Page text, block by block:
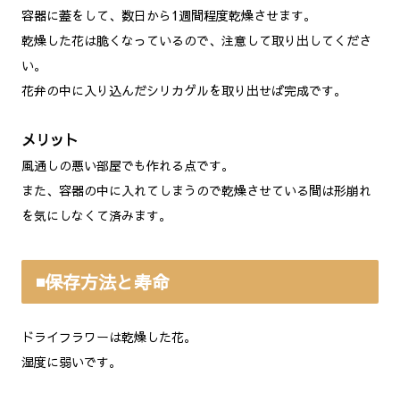
容器に蓋をして、数日から1週間程度乾燥させます。
乾燥した花は脆くなっているので、注意して取り出してくださ
い。
花弁の中に入り込んだシリカゲルを取り出せば完成です。
メリット
風通しの悪い部屋でも作れる点です。
また、容器の中に入れてしまうので乾燥させている間は形崩れ
を気にしなくて済みます。
◾️保存方法と寿命
ドライフラワーは乾燥した花。
湿度に弱いです。